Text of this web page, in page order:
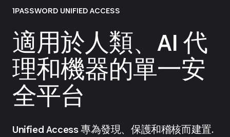
1PASSWORD UNIFIED ACCESS
適用於人類、AI 代
理和機器的單一安
全平台
Unified Access 專為發現、保護和稽核而建置.